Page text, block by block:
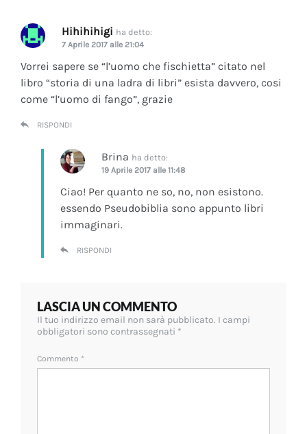
Hihihihigi ha detto:
7 Aprile 2017 alle 21:04
Vorrei sapere se “l’uomo che fischietta” citato nel
libro “storia di una ladra di libri” esista davvero, cosi
come “l’uomo di fango”, grazie
RISPONDI
Brina ha detto:
19 Aprile 2017 alle 11:48
Ciao! Per quanto ne so, no, non esistono.
essendo Pseudobiblia sono appunto libri
immaginari.
RISPONDI
LASCIA UN COMMENTO
Il tuo indirizzo email non sarà pubblicato. I campi
obbligatori sono contrassegnati *
Commento *